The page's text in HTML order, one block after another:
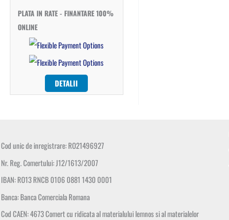
PLATA IN RATE - FINANTARE 100%
ONLINE
DETALII
Cod unic de inregistrare: RO21496927
Nr. Reg. Comertului: J12/1613/2007
IBAN: RO13 RNCB 0106 0881 1430 0001
Banca: Banca Comerciala Romana
Cod CAEN: 4673 Comert cu ridicata al materialului lemnos si al materialelor